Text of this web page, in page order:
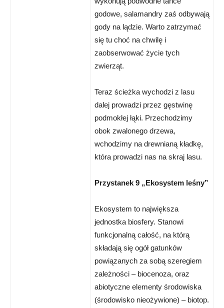
godowe, salamandry zaś odbywają
gody na lądzie. Warto zatrzymać
się tu choć na chwilę i
zaobserwować życie tych
zwierząt.
Teraz ścieżka wychodzi z lasu
dalej prowadzi przez gęstwinę
podmokłej łąki. Przechodzimy
obok zwalonego drzewa,
wchodzimy na drewnianą kładkę,
która prowadzi nas na skraj lasu.
Przystanek 9 „Ekosystem leśny”
Ekosystem to największa
jednostka biosfery. Stanowi
funkcjonalną całość, na którą
składają się ogół gatunków
powiązanych za sobą szeregiem
zależności – biocenoza, oraz
abiotyczne elementy środowiska
(środowisko nieożywione) – biotop.